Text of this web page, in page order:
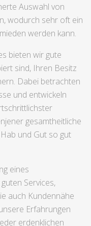
Auswahl von
wodurch sehr oft ein
werden kann.
bieten wir gute
sind, Ihren Besitz
Dabei betrachten
und entwickeln
gesamtheitliche
und Gut so gut
eines
Services,
auch Kundennähe
Erfahrungen
erdenklichen